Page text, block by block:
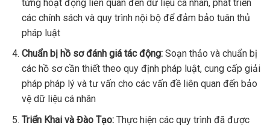
từng hoạt động liên quan đến dữ liệu cá nhân, phát triển
các chính sách và quy trình nội bộ để đảm bảo tuân thủ
pháp luật
Chuẩn bị hồ sơ đánh giá tác động:Soạn thảo và chuẩn bị
các hồ sơ cần thiết theo quy định pháp luật, cung cấp giải
pháp pháp lý và tư vấn cho các vấn đề liên quan đến bảo
vệ dữ liệu cá nhân
Triển Khai và Đào Tạo:Thực hiện các quy trình đã được